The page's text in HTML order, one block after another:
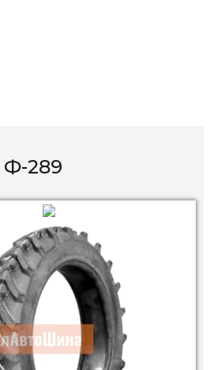
Ф-289